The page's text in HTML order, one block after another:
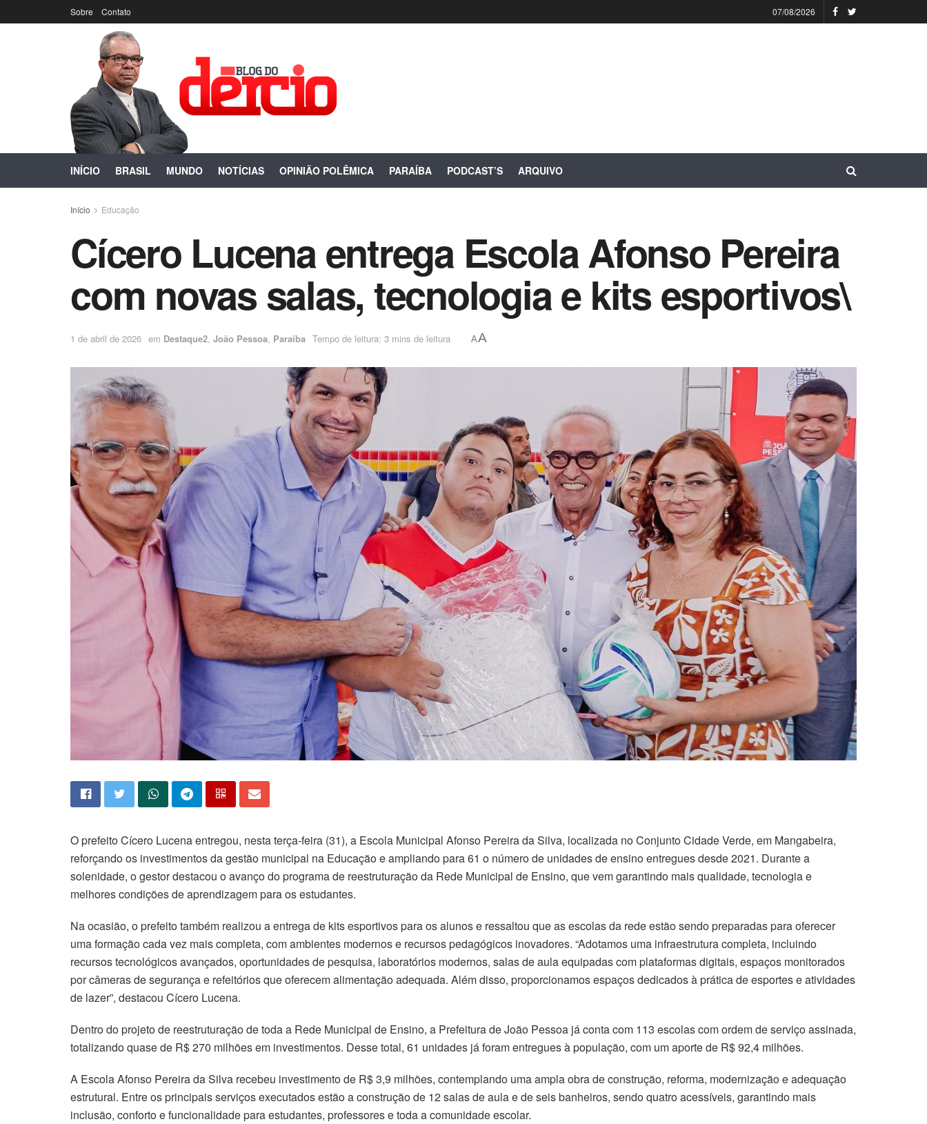
Sobre Contato 07/08/2026
INÍCIO BRASIL MUNDO NOTÍCIAS OPINIÃO POLÊMICA PARAÍBA PODCAST’S ARQUIVO
Início Educação
Cícero Lucena entrega Escola Afonso Pereira
com novas salas, tecnologia e kits esportivos\
1 de abril de 2026 em Destaque2, João Pessoa, Paraíba Tempo de leitura: 3 mins de leitura AA
O prefeito Cícero Lucena entregou, nesta terça-feira (31), a Escola Municipal Afonso Pereira da Silva, localizada no Conjunto Cidade Verde, em Mangabeira,
reforçando os investimentos da gestão municipal na Educação e ampliando para 61 o número de unidades de ensino entregues desde 2021. Durante a
solenidade, o gestor destacou o avanço do programa de reestruturação da Rede Municipal de Ensino, que vem garantindo mais qualidade, tecnologia e
melhores condições de aprendizagem para os estudantes.
Na ocasião, o prefeito também realizou a entrega de kits esportivos para os alunos e ressaltou que as escolas da rede estão sendo preparadas para oferecer
uma formação cada vez mais completa, com ambientes modernos e recursos pedagógicos inovadores. “Adotamos uma infraestrutura completa, incluindo
recursos tecnológicos avançados, oportunidades de pesquisa, laboratórios modernos, salas de aula equipadas com plataformas digitais, espaços monitorados
por câmeras de segurança e refeitórios que oferecem alimentação adequada. Além disso, proporcionamos espaços dedicados à prática de esportes e atividades
de lazer”, destacou Cícero Lucena.
Dentro do projeto de reestruturação de toda a Rede Municipal de Ensino, a Prefeitura de João Pessoa já conta com 113 escolas com ordem de serviço assinada,
totalizando quase de R$ 270 milhões em investimentos. Desse total, 61 unidades já foram entregues à população, com um aporte de R$ 92,4 milhões.
A Escola Afonso Pereira da Silva recebeu investimento de R$ 3,9 milhões, contemplando uma ampla obra de construção, reforma, modernização e adequação
estrutural. Entre os principais serviços executados estão a construção de 12 salas de aula e de seis banheiros, sendo quatro acessíveis, garantindo mais
inclusão, conforto e funcionalidade para estudantes, professores e toda a comunidade escolar.